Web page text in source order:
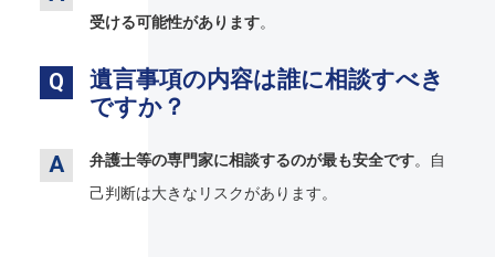
受ける可能性があります。
遺言事項の内容は誰に相談すべき
ですか？
弁護士等の専門家に相談するのが最も安全です。自
己判断は大きなリスクがあります。